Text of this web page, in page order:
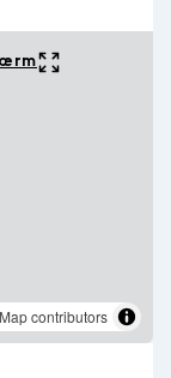
contributors